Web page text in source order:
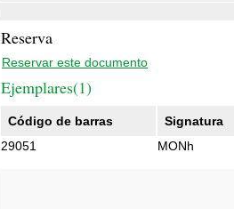
Reserva
Reservar este documento
Ejemplares(1)
Código de barras Signatura
29051
MONh